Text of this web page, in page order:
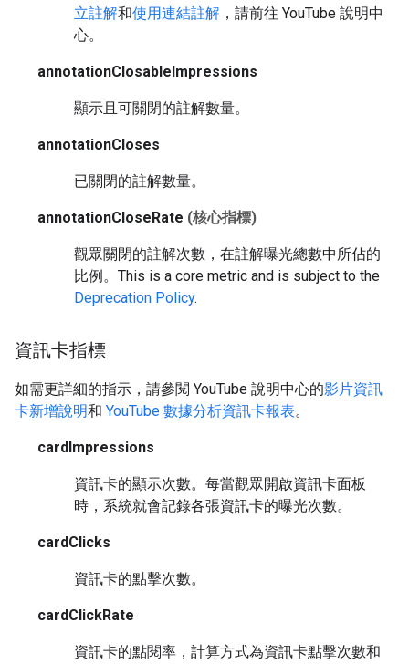
立註解和使用連結註解 ，請前往 YouTube 說明中
心。
annotationClosableImpressions
顯示且可關閉的註解數量。
annotationCloses
已關閉的註解數量。
annotationCloseRate (核心指標)
觀眾關閉的註解次數，在註解曝光總數中所佔的
比例。 This is a core metric and is subject to the
Deprecation Policy.
資訊卡指標
如需更詳細的指示，請參閱 YouTube 說明中心的影片資訊
卡新增說明和 YouTube 數據分析資訊卡報表。
cardImpressions
資訊卡的顯示次數。每當觀眾開啟資訊卡面板
時，系統就會記錄各張資訊卡的曝光次數。
cardClicks
資訊卡的點擊次數。
cardClickRate
資訊卡的點閱率，計算方式為資訊卡點擊次數和